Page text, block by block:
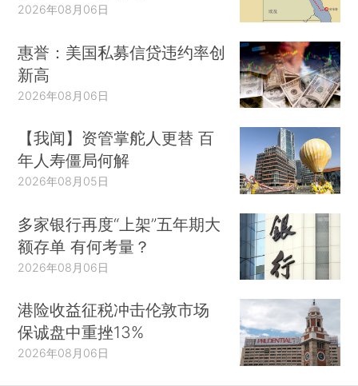
2026年08月06日
惠誉：美国私募信贷违约率创
新高
2026年08月06日
【我闻】资管掌舵人更替 百
年人寿僵局何解
2026年08月05日
多家银行再度“上架”五年期大
额存单 有何考量？
2026年08月06日
港险收益征税冲击伦敦市场
保诚盘中重挫13%
2026年08月06日